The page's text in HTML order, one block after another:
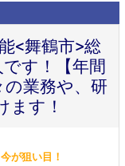
<舞鶴市>総
す！【年間
の業務や、研
ます！
今が狙い目！